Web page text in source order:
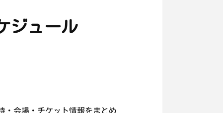
ジュール
・会場・チケット情報をまとめ